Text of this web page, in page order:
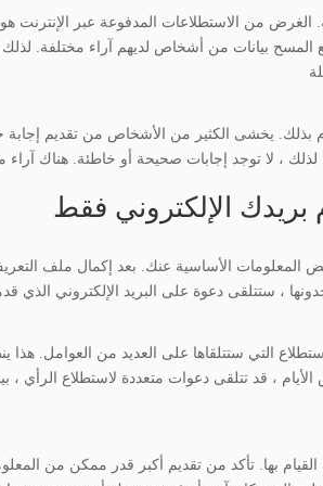
من الاستطلاعات المدفوعة عبر الإنترنت
بيانات من أشخاص لديهم آراء مختلفة. لذلك ،
بذلك. يخشى الكثير من الأشخاص من تقديم
الإلكتروني فقط
الأساسية عنك. بعد إكمال ملف
التي ستتلقاها على العديد من العوامل.
، قد تتلقى دعوات متعددة لاستطلاع الرأي ،
بها. تأكد من تقديم أكبر قدر ممكن من